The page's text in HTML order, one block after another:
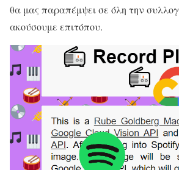
θα μας παραπέμψει σε όλη την
ακούσουμε επιτόπου.